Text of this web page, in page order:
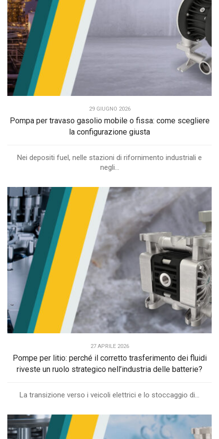
29 GIUGNO 2026
Pompa per travaso gasolio mobile o fissa: come scegliere
la configurazione giusta
Nei depositi fuel, nelle stazioni di rifornimento industriali e
negli...
27 APRILE 2026
Pompe per litio: perché il corretto trasferimento dei fluidi
riveste un ruolo strategico nell’industria delle batterie?
La transizione verso i veicoli elettrici e lo stoccaggio di...